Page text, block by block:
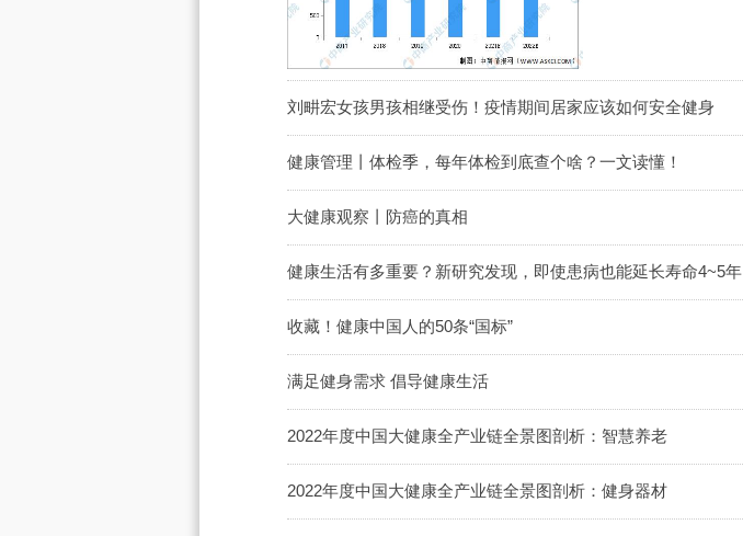
刘畊宏女孩男孩相继受伤！疫情期间居家应该如何安全健身
健康管理丨体检季，每年体检到底查个啥？一文读懂！
大健康观察丨防癌的真相
健康生活有多重要？新研究发现，即使患病也能延长寿命4~5年
收藏！健康中国人的50条“国标”
满足健身需求 倡导健康生活
2022年度中国大健康全产业链全景图剖析：智慧养老
2022年度中国大健康全产业链全景图剖析：健身器材